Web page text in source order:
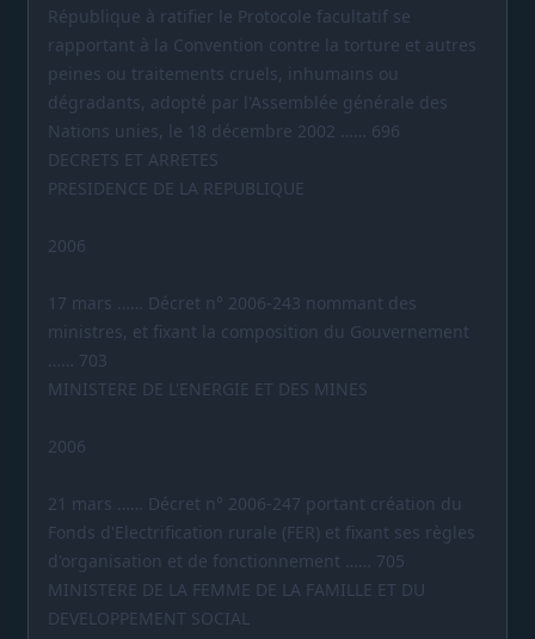
République à ratifier le Protocole facultatif se
rapportant à la Convention contre la torture et autres
peines ou traitements cruels, inhumains ou
dégradants, adopté par l'Assemblée générale des
Nations unies, le 18 décembre 2002 …… 696
DECRETS ET ARRETES
PRESIDENCE DE LA REPUBLIQUE
2006
17 mars …… Décret n° 2006-243 nommant des
ministres, et fixant la composition du Gouvernement
…… 703
MINISTERE DE L'ENERGIE ET DES MINES
2006
21 mars …… Décret n° 2006-247 portant création du
Fonds d'Electrification rurale (FER) et fixant ses règles
d'organisation et de fonctionnement …… 705
MINISTERE DE LA FEMME DE LA FAMILLE ET DU
DEVELOPPEMENT SOCIAL